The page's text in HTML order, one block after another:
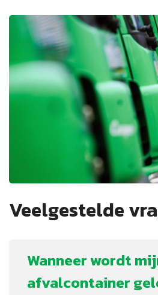
Veelgestelde
Wanneer wordt
afvalcontainer